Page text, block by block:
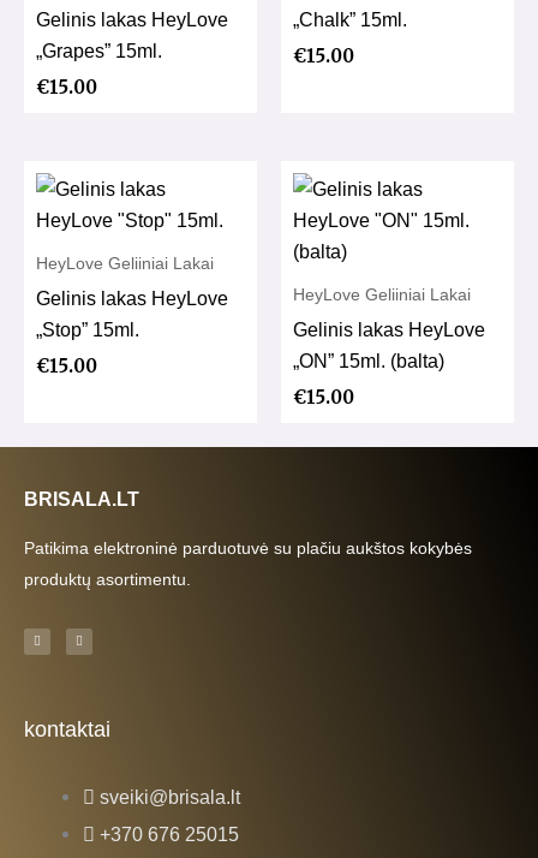
Gelinis lakas HeyLove
„Grapes” 15ml.
€15.00
„Chalk” 15ml.
€15.00
HeyLove Geliiniai Lakai
Gelinis lakas HeyLove
„Stop” 15ml.
€15.00
HeyLove Geliiniai Lakai
Gelinis lakas HeyLove
„ON” 15ml. (balta)
€15.00
BRISALA.LT
Patikima elektroninė parduotuvė su plačiu aukštos kokybės
produktų asortimentu.
F
a
c
-
f
I
n
s
m
kontaktai
sveiki@brisala.lt
+370 676 25015